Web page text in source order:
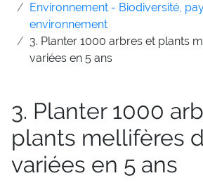
Environnement - Biodiversité,
environnement
3. Planter 1000 arbres et plants
variées en 5 ans
3. Planter 1000
plants mellifères
variées en 5 ans